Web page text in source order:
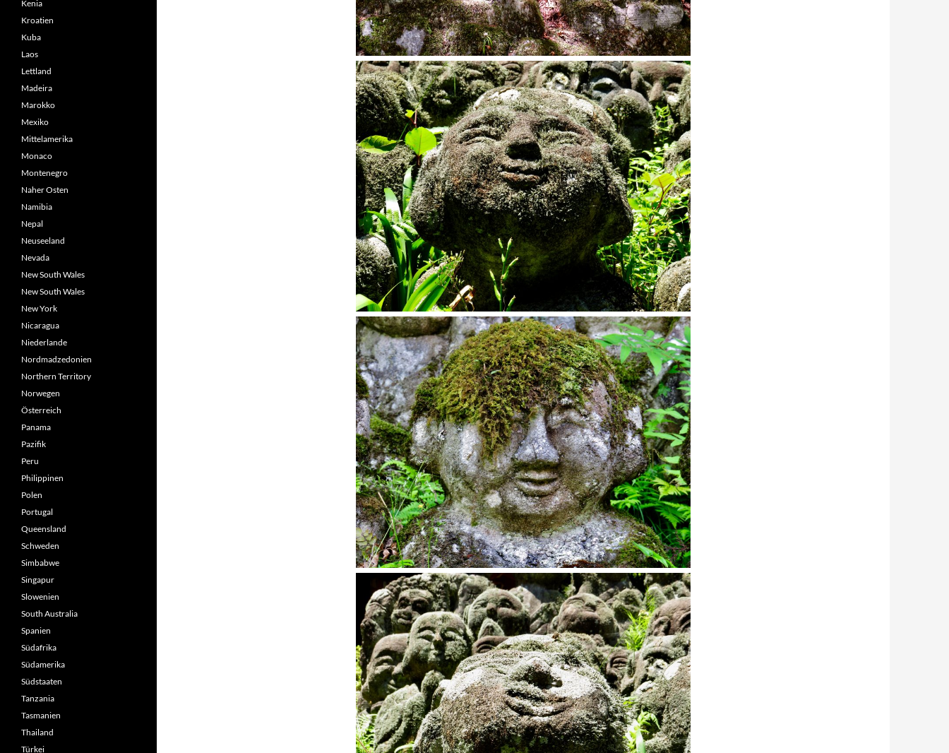
Kenia
Kroatien
Kuba
Laos
Lettland
Madeira
Marokko
Mexiko
Mittelamerika
Monaco
Montenegro
Naher Osten
Namibia
Nepal
Neuseeland
Nevada
New South Wales
New South Wales
New York
Nicaragua
Niederlande
Nordmadzedonien
Northern Territory
Norwegen
Österreich
Panama
Pazifik
Peru
Philippinen
Polen
Portugal
Queensland
Schweden
Simbabwe
Singapur
Slowenien
South Australia
Spanien
Südafrika
Südamerika
Südstaaten
Tanzania
Tasmanien
Thailand
Türkei